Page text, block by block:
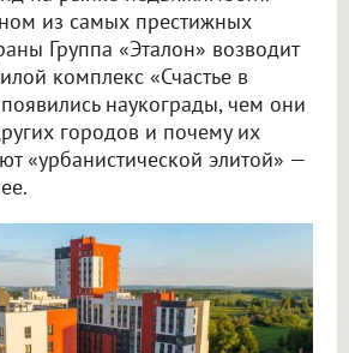
из самых престижных
Группа «Эталон» возводит
комплекс «Счастье в
наукограды, чем они
городов и почему их
«урбанистической элитой» —